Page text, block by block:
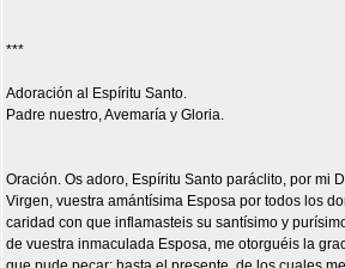
***
Adoración al Espíritu Santo.
Padre nuestro, Avemaría y Gloria.
Oración. Os adoro, Espíritu Santo paráclito, por mi
Virgen, vuestra amántísima Esposa por todos los
caridad con que inflamasteis su santísimo y
de vuestra inmaculada Esposa, me otorguéis la